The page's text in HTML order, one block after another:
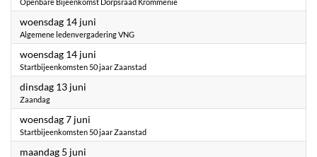
woensdag 14 juni
Algemene ledenvergadering VNG
woensdag 14 juni
Startbijeenkomsten 50 jaar Zaanstad
dinsdag 13 juni
Zaandag
woensdag 7 juni
Startbijeenkomsten 50 jaar Zaanstad
maandag 5 juni